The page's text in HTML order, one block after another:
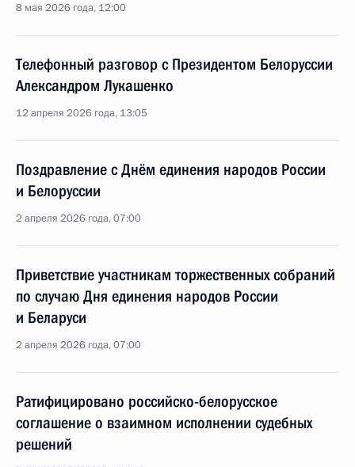
8 мая 2026 года, 12:00
Телефонный разговор с Президентом Белоруссии
Александром Лукашенко
12 апреля 2026 года, 13:05
Поздравление с Днём единения народов России
и Белоруссии
2 апреля 2026 года, 07:00
Приветствие участникам торжественных собраний
по случаю Дня единения народов России
и Беларуси
2 апреля 2026 года, 07:00
Ратифицировано российско-белорусское
соглашение о взаимном исполнении судебных
решений